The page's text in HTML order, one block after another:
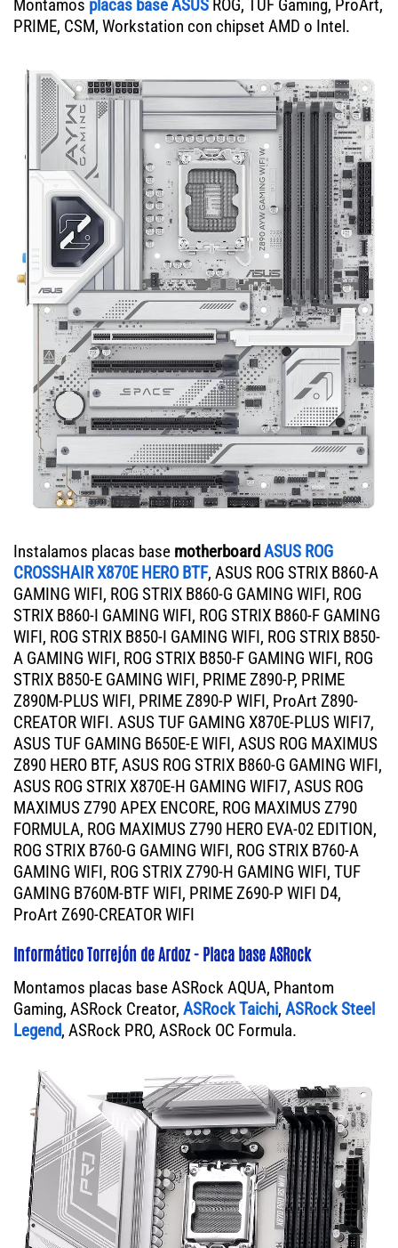
Montamos placas base ASUS ROG, TUF Gaming, ProArt,
PRIME, CSM, Workstation con chipset AMD o Intel.
Instalamos placas base motherboardASUS ROG
CROSSHAIR X870E HERO BTF, ASUS ROG STRIX B860-A
GAMING WIFI, ROG STRIX B860-G GAMING WIFI, ROG
STRIX B860-I GAMING WIFI, ROG STRIX B860-F GAMING
WIFI, ROG STRIX B850-I GAMING WIFI, ROG STRIX B850-
A GAMING WIFI, ROG STRIX B850-F GAMING WIFI, ROG
STRIX B850-E GAMING WIFI, PRIME Z890-P, PRIME
Z890M-PLUS WIFI, PRIME Z890-P WIFI, ProArt Z890-
CREATOR WIFI. ASUS TUF GAMING X870E-PLUS WIFI7,
ASUS TUF GAMING B650E-E WIFI, ASUS ROG MAXIMUS
Z890 HERO BTF, ASUS ROG STRIX B860-G GAMING WIFI,
ASUS ROG STRIX X870E-H GAMING WIFI7, ASUS ROG
MAXIMUS Z790 APEX ENCORE, ROG MAXIMUS Z790
FORMULA, ROG MAXIMUS Z790 HERO EVA-02 EDITION,
ROG STRIX B760-G GAMING WIFI, ROG STRIX B760-A
GAMING WIFI, ROG STRIX Z790-H GAMING WIFI, TUF
GAMING B760M-BTF WIFI, PRIME Z690-P WIFI D4,
ProArt Z690-CREATOR WIFI
Informático Torrejón de Ardoz - Placa base ASRock
Montamos placas base ASRock AQUA, Phantom
Gaming, ASRock Creator, ASRock Taichi, ASRock Steel
Legend, ASRock PRO, ASRock OC Formula.